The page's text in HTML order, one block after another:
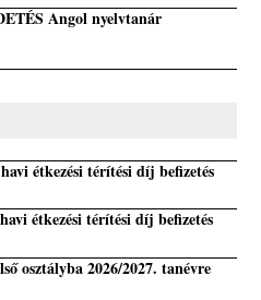
Angol nyelvtanár
étkezési térítési díj befizetés
étkezési térítési díj befizetés
osztályba 2026/2027. tanévre